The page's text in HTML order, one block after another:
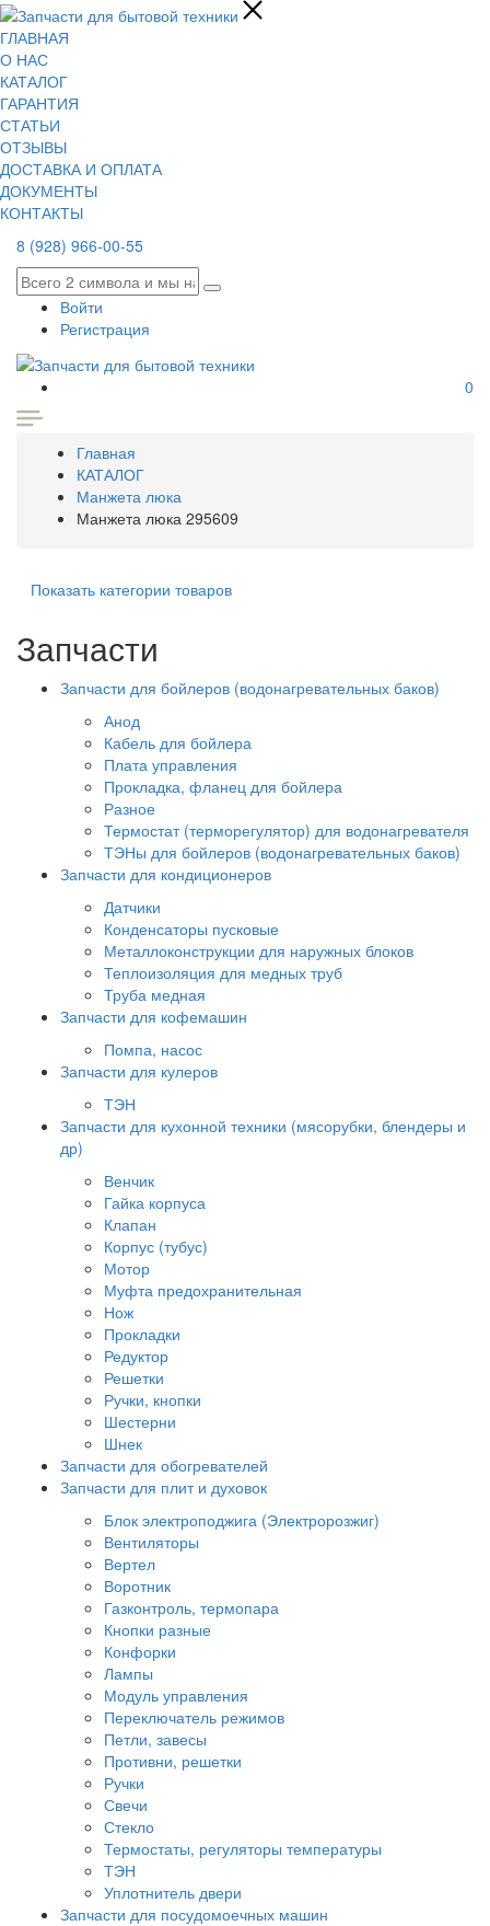
ГЛАВНАЯ
О НАС
КАТАЛОГ
ГАРАНТИЯ
СТАТЬИ
ОТЗЫВЫ
ДОСТАВКА И ОПЛАТА
ДОКУМЕНТЫ
КОНТАКТЫ
8 (928) 966-00-55
Войти
Регистрация
0
Главная
КАТАЛОГ
Манжета люка
Манжета люка 295609
Показать категории товаров
Запчасти
Запчасти для бойлеров (водонагревательных баков)
Анод
Кабель для бойлера
Плата управления
Прокладка, фланец для бойлера
Разное
Термостат (терморегулятор) для водонагревателя
ТЭНы для бойлеров (водонагревательных баков)
Запчасти для кондиционеров
Датчики
Конденсаторы пусковые
Металлоконструкции для наружных блоков
Теплоизоляция для медных труб
Труба медная
Запчасти для кофемашин
Помпа, насос
Запчасти для кулеров
ТЭН
Запчасти для кухонной техники (мясорубки, блендеры и
др)
Венчик
Гайка корпуса
Клапан
Корпус (тубус)
Мотор
Муфта предохранительная
Нож
Прокладки
Редуктор
Решетки
Ручки, кнопки
Шестерни
Шнек
Запчасти для обогревателей
Запчасти для плит и духовок
Блок электроподжига (Электророзжиг)
Вентиляторы
Вертел
Воротник
Газконтроль, термопара
Кнопки разные
Конфорки
Лампы
Модуль управления
Переключатель режимов
Петли, завесы
Противни, решетки
Ручки
Свечи
Стекло
Термостаты, регуляторы температуры
ТЭН
Уплотнитель двери
Запчасти для посудомоечных машин